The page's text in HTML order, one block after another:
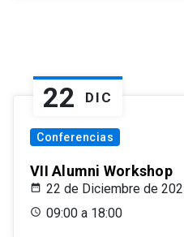
22 DIC
Conferencias
VII Alumni Workshop
22 de Diciembre de
09:00 a 18:00